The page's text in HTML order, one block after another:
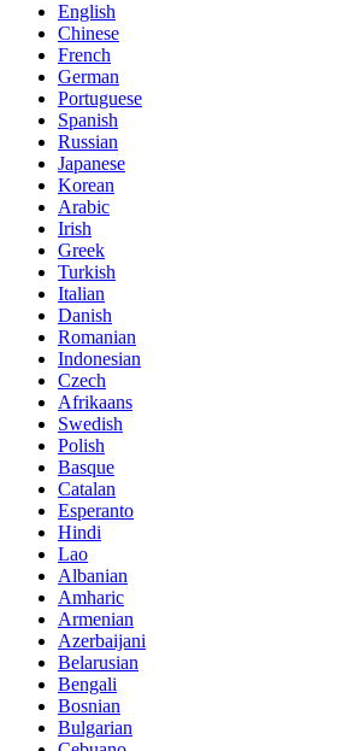
English
Chinese
French
German
Portuguese
Spanish
Russian
Japanese
Korean
Arabic
Irish
Greek
Turkish
Italian
Danish
Romanian
Indonesian
Czech
Afrikaans
Swedish
Polish
Basque
Catalan
Esperanto
Hindi
Lao
Albanian
Amharic
Armenian
Azerbaijani
Belarusian
Bengali
Bosnian
Bulgarian